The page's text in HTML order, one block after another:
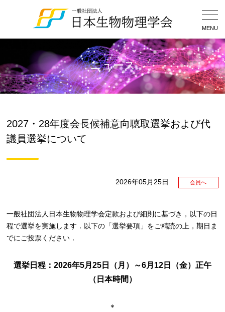
MENU
ニュース
2027・28年度会長候補意向聴取選挙および代
議員選挙について
2026年05月25日 会員へ
一般社団法人日本生物物理学会定款および細則に基づき，以下の日
程で選挙を実施します．以下の「選挙要項」をご精読の上，期日ま
でにご投票ください．
選挙日程：2026年5月25日（月）～6月12日（金）正午
（日本時間）
＊